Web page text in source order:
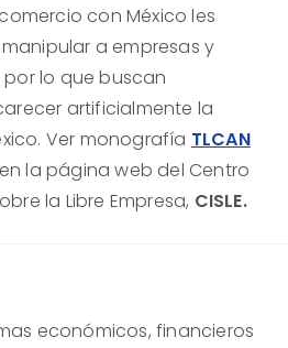
con México les
a empresas y
por lo que buscan
artificialmente la
Ver monografía TLCAN
la página web del Centro
la Libre Empresa, CISLE.
económicos, financieros